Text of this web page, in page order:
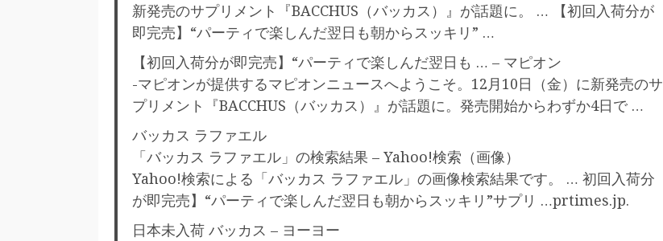
新発売のサプリメント『BACCHUS（バッカス）』が話題に。 … 【初回入荷分が
即完売】“パーティで楽しんだ翌日も朝からスッキリ” …
【初回入荷分が即完売】“パーティで楽しんだ翌日も … – マピオン
-マピオンが提供するマピオンニュースへようこそ。12月10日（金）に新発売のサ
プリメント『BACCHUS（バッカス）』が話題に。発売開始からわずか4日で …
バッカス ラファエル
「バッカス ラファエル」の検索結果 – Yahoo!検索（画像）
Yahoo!検索による「バッカス ラファエル」の画像検索結果です。 … 初回入荷分
が即完売】“パーティで楽しんだ翌日も朝からスッキリ”サプリ …prtimes.jp.
日本未入荷 バッカス – ヨーヨー